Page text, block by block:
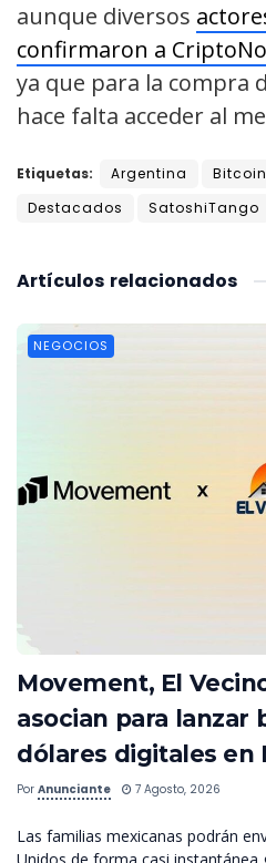
aunque diversos
confirmaron a
ya que para la compra
hace falta acceder al
Etiquetas: Argentina
Destacados
SatoshiTango
relacionados
Artículos
NEGOCIOS
Movement, El
asocian para lanzar
dólares digitales en
Por Anunciante 7 Agosto, 2026
Las familias mexicanas podrán